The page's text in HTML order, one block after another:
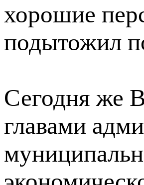
хорошие
подытожил
Сегодня же
главами